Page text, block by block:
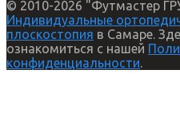
© 2010-2026 "Футмастер
Индивидуальные
плоскостопия в Самаре.
ознакомиться с нашей
конфиденциальности.